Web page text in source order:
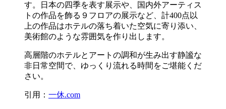
す。日本の四季を表す展示や、国内外アーティス
トの作品を飾る９フロアの展示など、計400点以
上の作品はホテルの落ち着いた空気に寄り添い、
美術館のような雰囲気を作り出します。
高層階のホテルとアートの調和が生み出す静謐な
非日常空間で、ゆっくり流れる時間をご堪能くだ
さい。
引用： 一休.com